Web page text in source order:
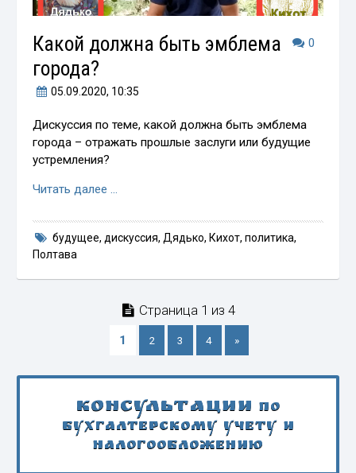
0
Какой должна быть эмблема
города?
05.09.2020, 10:35
Дискуссия по теме, какой должна быть эмблема
города – отражать прошлые заслуги или будущие
устремления?
Читать далее …
будущее, дискуссия, Дядько, Кихот, политика,
Полтава
Страница 1 из 4
1 2 3 4 »
Консультации по
бухгалтерскому учету и
налогообложению